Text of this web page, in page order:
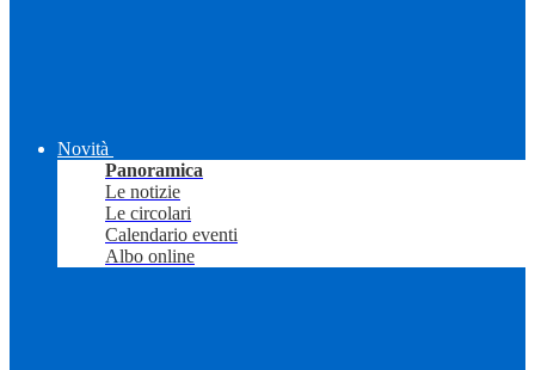
Novità
Panoramica
Le notizie
Le circolari
Calendario eventi
Albo online